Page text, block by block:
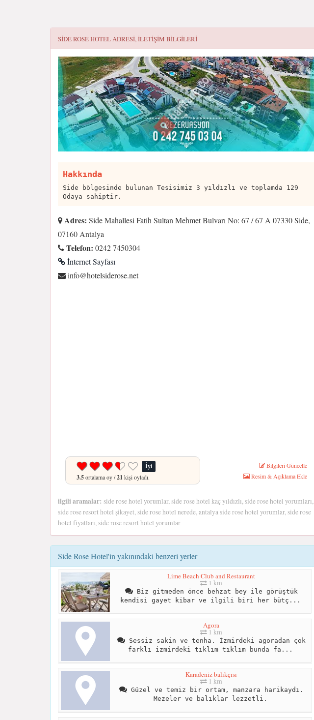
SIDE ROSE HOTELADRESI, ILETIŞIM BILGILERI
Hakkında
Side bölgesinde bulunan Tesisimiz 3 yıldızlı ve toplamda 129
Odaya sahiptir.
Adres: Side Mahallesi Fatih Sultan Mehmet Bulvarı No: 67 / 67 A 07330 Side,
07160 Antalya
Telefon: 0242 7450304
İnternet Sayfası
ten.esoredisletoh@ofni
İyi
3.5ortalama oy /21 kişi oyladı.
Bilgileri Güncelle
Resim & Açıklama Ekle
ilgili aramalar: side rose hotel yorumlar, side rose hotel kaç yıldızlı, side rose hotel yorumları,
side rose resort hotel şikayet, side rose hotel nerede, antalya side rose hotel yorumlar, side rose
hotel fiyatları, side rose resort hotel yorumlar
Side Rose Hotel'in yakınındaki benzeri yerler
Lime Beach Club and Restaurant
1 km
Biz gitmeden önce behzat bey ile görüştük
kendisi gayet kibar ve ilgili biri her bütç...
Agora
1 km
Sessiz sakin ve tenha. İzmirdeki agoradan çok
farklı izmirdeki tıklım tıklım bunda fa...
Karadeniz balıkçısı
1 km
Güzel ve temiz bir ortam, manzara harikaydı.
Mezeler ve balıklar lezzetli.